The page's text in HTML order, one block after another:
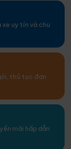
uy tín và chu
thủ tục đơn
mãi hấp dẫn